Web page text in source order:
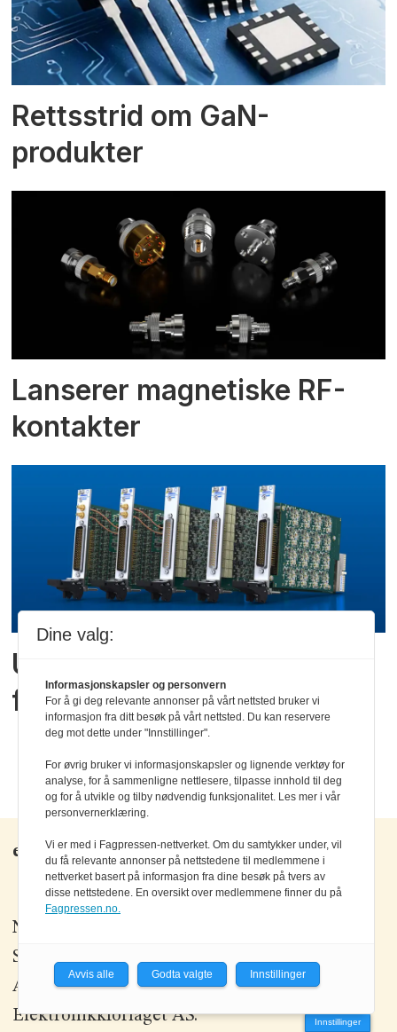
Rettsstrid om GaN-
produkter
Lanserer magnetiske RF-
kontakter
Utvider analog portefølje
for test og HIL
elektronikknett.no
Nettredaktør:
Salgssjef:
Alt innhold eropphavsrettslig beskyttet
Elektronikkforlaget AS.
Innstillinger
Dine valg:
Informasjonskapsler og personvern
For å gi deg relevante annonser på vårt nettsted bruker vi
informasjon fra ditt besøk på vårt nettsted. Du kan reservere
deg mot dette under "Innstillinger".
For øvrig bruker vi informasjonskapsler og lignende verktøy for
analyse, for å sammenligne nettlesere, tilpasse innhold til deg
og for å utvikle og tilby nødvendig funksjonalitet. Les mer i vår
personvernerklæring.
Vi er med i Fagpressen-nettverket. Om du samtykker under, vil
du få relevante annonser på nettstedene til medlemmene i
nettverket basert på informasjon fra dine besøk på tvers av
disse nettstedene. En oversikt over medlemmene finner du på
Fagpressen.no.
Avvis alle Godta valgte Innstillinger